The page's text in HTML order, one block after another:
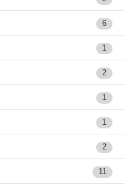
6
1
2
1
1
2
11